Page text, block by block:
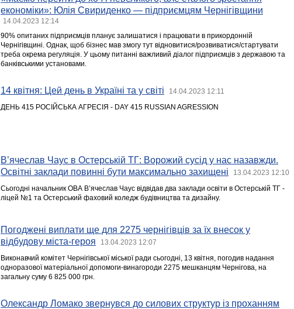
економіки»: Юлія Свириденко — підприємцям Чернігівщини
14.04.2023 12:14
90% опитаних підприємців планує залишатися і працювати в прикордонній
Чернігівщині. Однак, щоб бізнес мав змогу тут відновитися/розвиватися/стартувати
треба окрема регуляція. У цьому питанні важливий діалог підприємців з державою та
банківськими установами.
14 квітня: Цей день в Україні та у світі 14.04.2023 12:11
ДЕНЬ 415 РОСІЙСЬКА АГРЕСІЯ - DAY 415 RUSSIAN AGRESSION
В’ячеслав Чаус в Остерській ТГ: Ворожий сусід у нас назавжди.
Освітні заклади повинні бути максимально захищені
13.04.2023 12:10
Сьогодні начальник ОВА В’ячеслав Чаус відвідав два заклади освіти в Остерській ТГ -
ліцей №1 та Остерський фаховий коледж будівництва та дизайну.
Погоджені виплати ще для 2275 чернігівців за їх внесок у
відбудову міста-героя
13.04.2023 12:07
Виконавчий комітет Чернігівської міської ради сьогодні, 13 квітня, погодив надання
одноразової матеріальної допомоги-винагороди 2275 мешканцям Чернігова, на
загальну суму 6 825 000 грн.
Олександр Ломако звернувся до силових структур із проханням